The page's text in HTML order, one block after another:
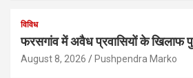
विविध
फरसगांव में अवैध प्रवासियों के खिलाफ
August 8, 2026 Pushpendra Marko